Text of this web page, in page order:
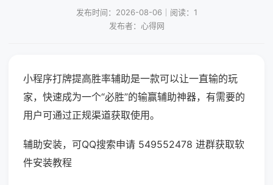
发布时间：2026-08-06｜阅读：1
发布者：心得网
小程序打牌提高胜率辅助是一款可以让一直输的玩
家，快速成为一个“必胜”的输赢辅助神器，有需要的
用户可通过正规渠道获取使用。
辅助安装，可QQ搜索申请 549552478 进群获取软
件安装教程